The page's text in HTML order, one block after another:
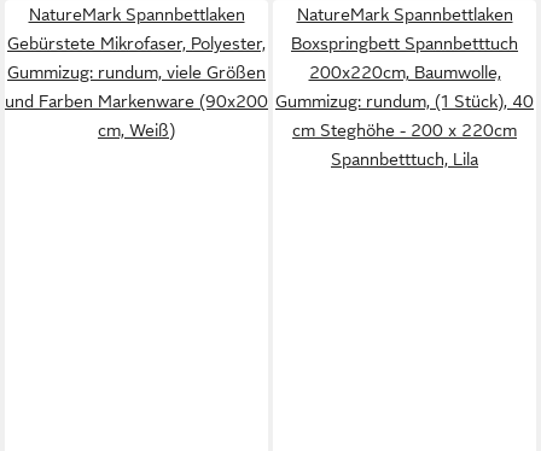
NatureMark Spannbettlaken
Gebürstete Mikrofaser, Polyester,
Gummizug: rundum, viele Größen
und Farben Markenware (90x200
cm, Weiß)
NatureMark Spannbettlaken
Boxspringbett Spannbetttuch
200x220cm, Baumwolle,
Gummizug: rundum, (1 Stück), 40
cm Steghöhe - 200 x 220cm
Spannbetttuch, Lila